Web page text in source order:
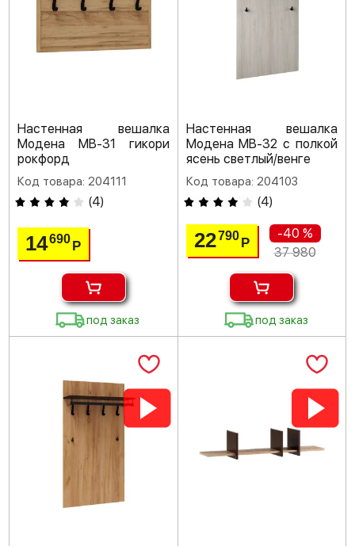
Настенная вешалка
Модена МВ-31 гикори
рокфорд
Код товара: 204111
(4)
14690Р
под заказ
Настенная вешалка
Модена МВ-32 с полкой
ясень светлый/венге
Код товара: 204103
(4)
22790 Р
-40 %
37 980
под заказ